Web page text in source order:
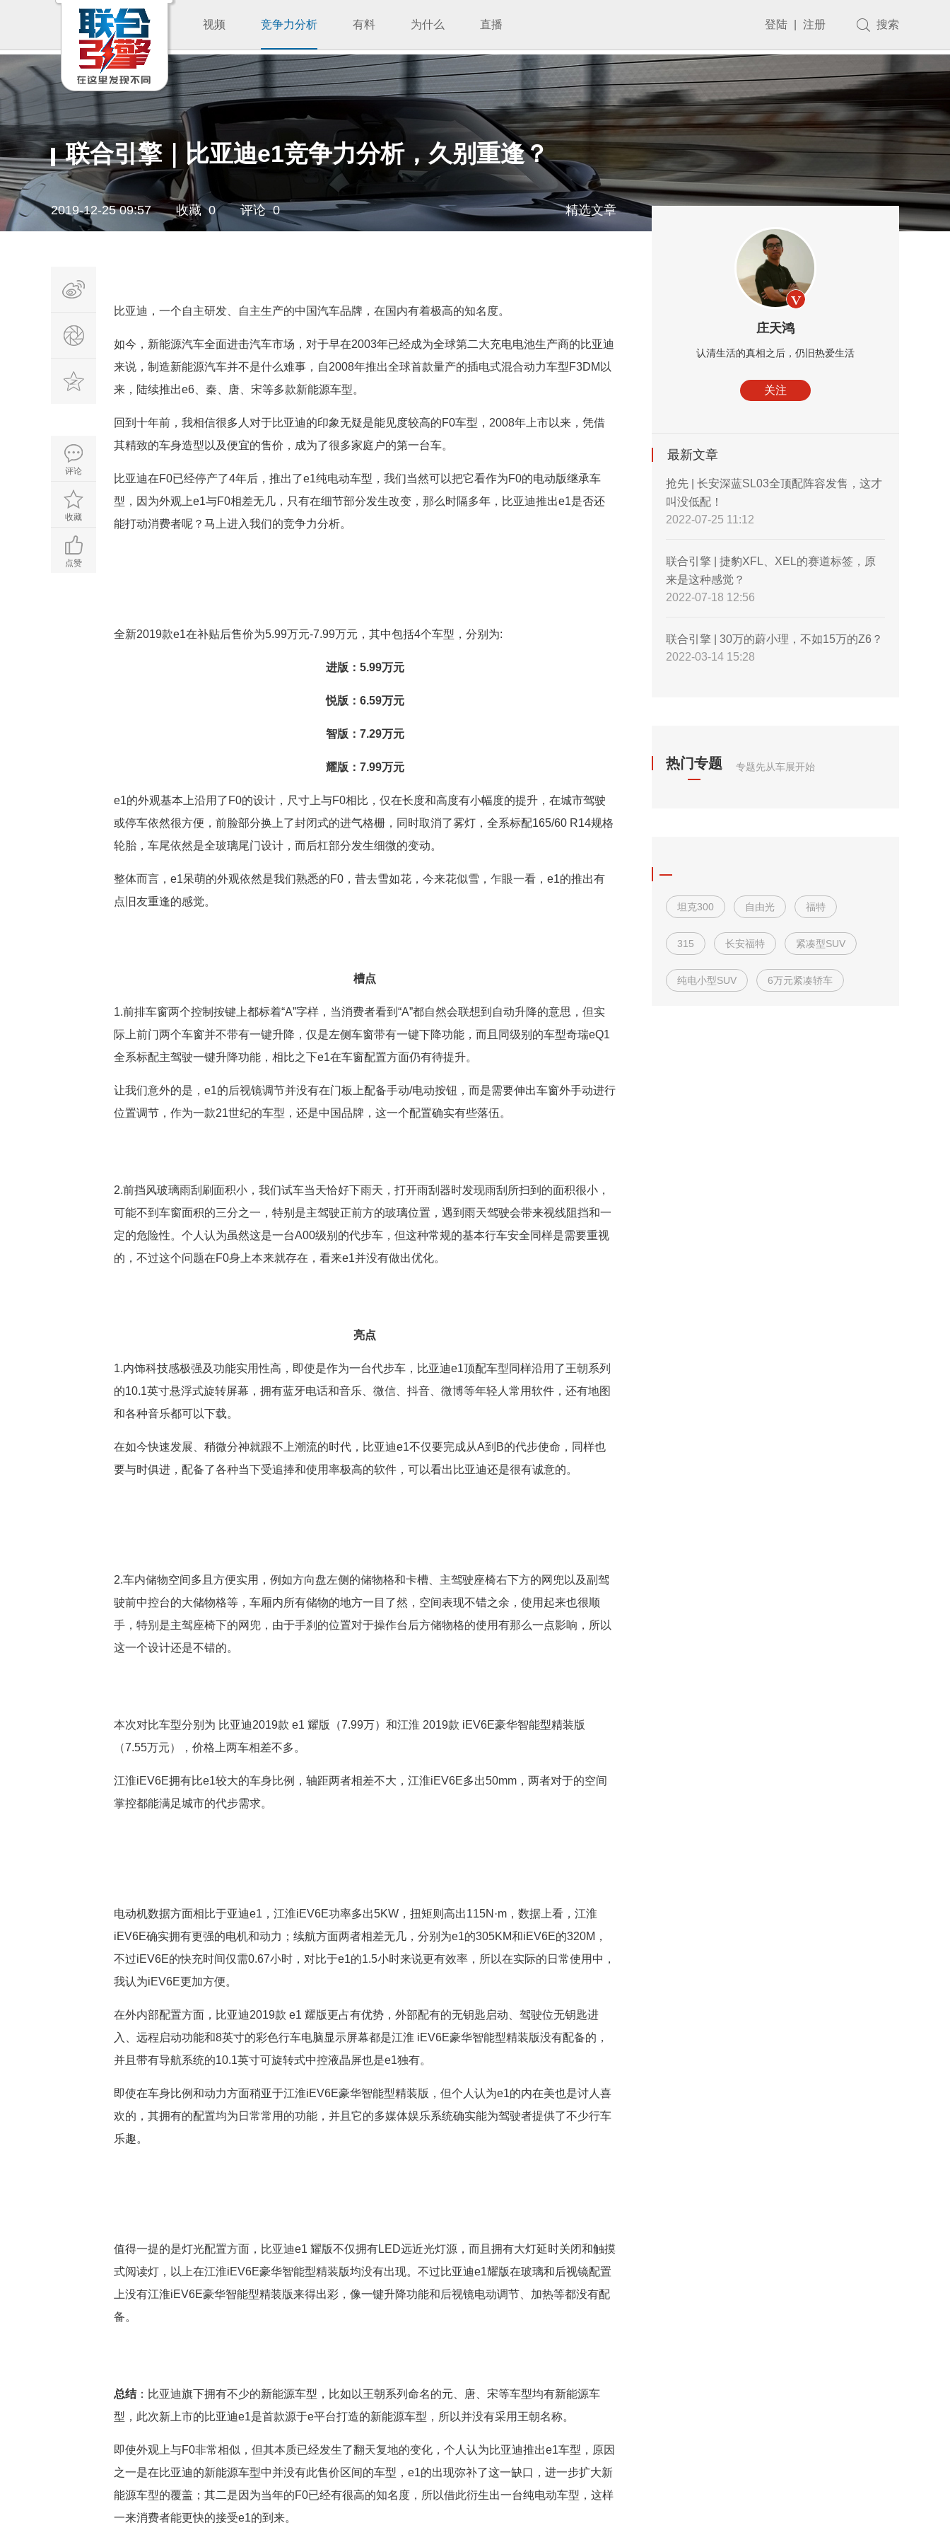
视频 竞争力分析 有料 为什么 直播 登陆 注册 搜索
联合引擎｜比亚迪e1竞争力分析，久别重逢？
2019-12-25 09:57 收藏 0 评论 0 精选文章
评论
收藏
点赞
比亚迪，一个自主研发、自主生产的中国汽车品牌，在国内有着极高的知名度。
如今，新能源汽车全面进击汽车市场，对于早在2003年已经成为全球第二大充电电池生产商的比亚迪
来说，制造新能源汽车并不是什么难事，自2008年推出全球首款量产的插电式混合动力车型F3DM以
来，陆续推出e6、秦、唐、宋等多款新能源车型。
回到十年前，我相信很多人对于比亚迪的印象无疑是能见度较高的F0车型，2008年上市以来，凭借
其精致的车身造型以及便宜的售价，成为了很多家庭户的第一台车。
比亚迪在F0已经停产了4年后，推出了e1纯电动车型，我们当然可以把它看作为F0的电动版继承车
型，因为外观上e1与F0相差无几，只有在细节部分发生改变，那么时隔多年，比亚迪推出e1是否还
能打动消费者呢？马上进入我们的竞争力分析。
全新2019款e1在补贴后售价为5.99万元-7.99万元，其中包括4个车型，分别为:
进版：5.99万元
悦版：6.59万元
智版：7.29万元
耀版：7.99万元
e1的外观基本上沿用了F0的设计，尺寸上与F0相比，仅在长度和高度有小幅度的提升，在城市驾驶
或停车依然很方便，前脸部分换上了封闭式的进气格栅，同时取消了雾灯，全系标配165/60 R14规格
轮胎，车尾依然是全玻璃尾门设计，而后杠部分发生细微的变动。
整体而言，e1呆萌的外观依然是我们熟悉的F0，昔去雪如花，今来花似雪，乍眼一看，e1的推出有
点旧友重逢的感觉。
槽点
1.前排车窗两个控制按键上都标着“A”字样，当消费者看到“A”都自然会联想到自动升降的意思，但实
际上前门两个车窗并不带有一键升降，仅是左侧车窗带有一键下降功能，而且同级别的车型奇瑞eQ1
全系标配主驾驶一键升降功能，相比之下e1在车窗配置方面仍有待提升。
让我们意外的是，e1的后视镜调节并没有在门板上配备手动/电动按钮，而是需要伸出车窗外手动进行
位置调节，作为一款21世纪的车型，还是中国品牌，这一个配置确实有些落伍。
2.前挡风玻璃雨刮刷面积小，我们试车当天恰好下雨天，打开雨刮器时发现雨刮所扫到的面积很小，
可能不到车窗面积的三分之一，特别是主驾驶正前方的玻璃位置，遇到雨天驾驶会带来视线阻挡和一
定的危险性。个人认为虽然这是一台A00级别的代步车，但这种常规的基本行车安全同样是需要重视
的，不过这个问题在F0身上本来就存在，看来e1并没有做出优化。
亮点
1.内饰科技感极强及功能实用性高，即使是作为一台代步车，比亚迪e1顶配车型同样沿用了王朝系列
的10.1英寸悬浮式旋转屏幕，拥有蓝牙电话和音乐、微信、抖音、微博等年轻人常用软件，还有地图
和各种音乐都可以下载。
在如今快速发展、稍微分神就跟不上潮流的时代，比亚迪e1不仅要完成从A到B的代步使命，同样也
要与时俱进，配备了各种当下受追捧和使用率极高的软件，可以看出比亚迪还是很有诚意的。
2.车内储物空间多且方便实用，例如方向盘左侧的储物格和卡槽、主驾驶座椅右下方的网兜以及副驾
驶前中控台的大储物格等，车厢内所有储物的地方一目了然，空间表现不错之余，使用起来也很顺
手，特别是主驾座椅下的网兜，由于手刹的位置对于操作台后方储物格的使用有那么一点影响，所以
这一个设计还是不错的。
本次对比车型分别为 比亚迪2019款 e1 耀版（7.99万）和江淮 2019款 iEV6E豪华智能型精装版
（7.55万元），价格上两车相差不多。
江淮iEV6E拥有比e1较大的车身比例，轴距两者相差不大，江淮iEV6E多出50mm，两者对于的空间
掌控都能满足城市的代步需求。
电动机数据方面相比于亚迪e1，江淮iEV6E功率多出5KW，扭矩则高出115N·m，数据上看，江淮
iEV6E确实拥有更强的电机和动力；续航方面两者相差无几，分别为e1的305KM和iEV6E的320M，
不过iEV6E的快充时间仅需0.67小时，对比于e1的1.5小时来说更有效率，所以在实际的日常使用中，
我认为iEV6E更加方便。
在外内部配置方面，比亚迪2019款 e1 耀版更占有优势，外部配有的无钥匙启动、驾驶位无钥匙进
入、远程启动功能和8英寸的彩色行车电脑显示屏幕都是江淮 iEV6E豪华智能型精装版没有配备的，
并且带有导航系统的10.1英寸可旋转式中控液晶屏也是e1独有。
即使在车身比例和动力方面稍亚于江淮iEV6E豪华智能型精装版，但个人认为e1的内在美也是讨人喜
欢的，其拥有的配置均为日常常用的功能，并且它的多媒体娱乐系统确实能为驾驶者提供了不少行车
乐趣。
值得一提的是灯光配置方面，比亚迪e1 耀版不仅拥有LED远近光灯源，而且拥有大灯延时关闭和触摸
式阅读灯，以上在江淮iEV6E豪华智能型精装版均没有出现。不过比亚迪e1耀版在玻璃和后视镜配置
上没有江淮iEV6E豪华智能型精装版来得出彩，像一键升降功能和后视镜电动调节、加热等都没有配
备。
总结：比亚迪旗下拥有不少的新能源车型，比如以王朝系列命名的元、唐、宋等车型均有新能源车
型，此次新上市的比亚迪e1是首款源于e平台打造的新能源车型，所以并没有采用王朝名称。
即使外观上与F0非常相似，但其本质已经发生了翻天复地的变化，个人认为比亚迪推出e1车型，原因
之一是在比亚迪的新能源车型中并没有此售价区间的车型，e1的出现弥补了这一缺口，进一步扩大新
能源车型的覆盖；其二是因为当年的F0已经有很高的知名度，所以借此衍生出一台纯电动车型，这样
一来消费者能更快的接受e1的到来。
庄天鸿
认清生活的真相之后，仍旧热爱生活
关注
最新文章
抢先 | 长安深蓝SL03全顶配阵容发售，这才
叫没低配！
2022-07-25 11:12
联合引擎 | 捷豹XFL、XEL的赛道标签，原
来是这种感觉？
2022-07-18 12:56
联合引擎 | 30万的蔚小理，不如15万的Z6？
2022-03-14 15:28
热门专题 专题先从车展开始
坦克300 自由光 福特
315 长安福特 紧凑型SUV
纯电小型SUV 6万元紧凑轿车